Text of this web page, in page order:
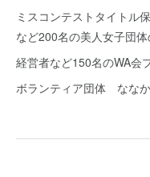
ミスコンテストタイトル
など200名の美人女子団体
経営者など150名のWA会
ボランティア団体 ななか